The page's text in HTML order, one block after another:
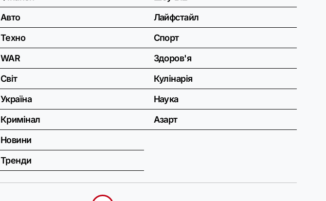
Авто
Техно
WAR
Світ
Україна
Кримінал
Новини
Тренди
Лайфстайл
Спорт
Здоров'я
Кулінарія
Наука
Азарт